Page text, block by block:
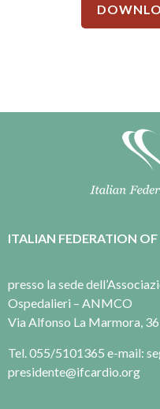
ITALIAN FEDERATION
presso la sede
Ospedalieri – ANMCO
Via Alfonso La Marmora,
Tel. 055/5101365 e-mail:
presidente@ifcardio.org